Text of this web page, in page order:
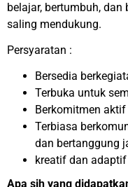
belajar, bertumbuh,
saling mendukung.
Persyaratan :
Bersedia
Terbuka untuk
Berkomitmen
Terbiasa
dan bertanggung
kreatif dan adaptif
Apa sih yang